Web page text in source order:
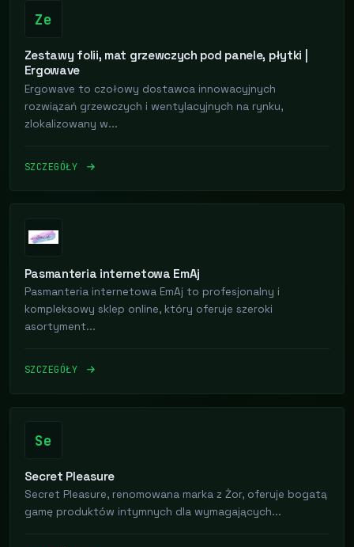
Ze
Zestawy folii, mat grzewczych pod panele, płytki |
Ergowave
Ergowave to czołowy dostawca innowacyjnych
rozwiązań grzewczych i wentylacyjnych na rynku,
zlokalizowany w...
SZCZEGÓŁY
Pasmanteria internetowa EmAj
Pasmanteria internetowa EmAj to profesjonalny i
kompleksowy sklep online, który oferuje szeroki
asortyment...
SZCZEGÓŁY
Se
Secret Pleasure
Secret Pleasure, renomowana marka z Żor, oferuje bogatą
gamę produktów intymnych dla wymagających...